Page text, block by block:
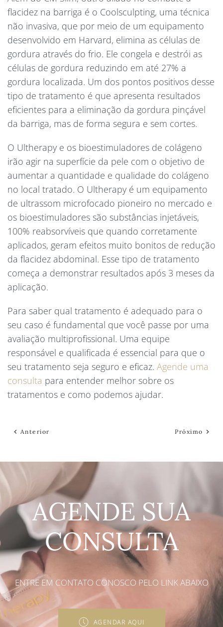
flacidez na barriga é o Coolsculpting, uma técnica
não invasiva, que por meio de um equipamento
desenvolvido em Harvard, elimina as células de
gordura através do frio. Ele congela e destrói as
células de gordura reduzindo em até 27% a
gordura localizada. Um dos pontos positivos desse
tipo de tratamento é que apresenta resultados
eficientes para a eliminação da gordura pinçável
da barriga, mas de forma segura e sem cortes.
O Ultherapy e os bioestimuladores de colágeno
irão agir na superfície da pele com o objetivo de
aumentar a quantidade e qualidade do colágeno
no local tratado. O Ultherapy é um equipamento
de ultrassom microfocado pioneiro no mercado e
os bioestimuladores são substâncias injetáveis,
100% reabsorvíveis que quando corretamente
aplicados, geram efeitos muito bonitos de redução
da flacidez abdominal. Esse tipo de tratamento
começa a demonstrar resultados após 3 meses da
aplicação.
Para saber qual tratamento é adequado para o
seu caso é fundamental que você passe por uma
avaliação multiprofissional. Uma equipe
responsável e qualificada é essencial para que o
seu tratamento seja seguro e eficaz. Agende uma
consulta para entender melhor sobre os
tratamentos e como podemos ajudar.
Anterior Próximo
AGENDE SUA
CONSULTA
ENTRE EM CONTATO CONOSCO PELO LINK ABAIXO
AGENDAR AQUI